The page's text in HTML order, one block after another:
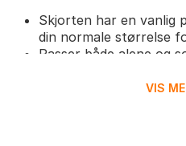
Skjorten har en vanlig
din normale størrelse
Passer både alene og
VIS